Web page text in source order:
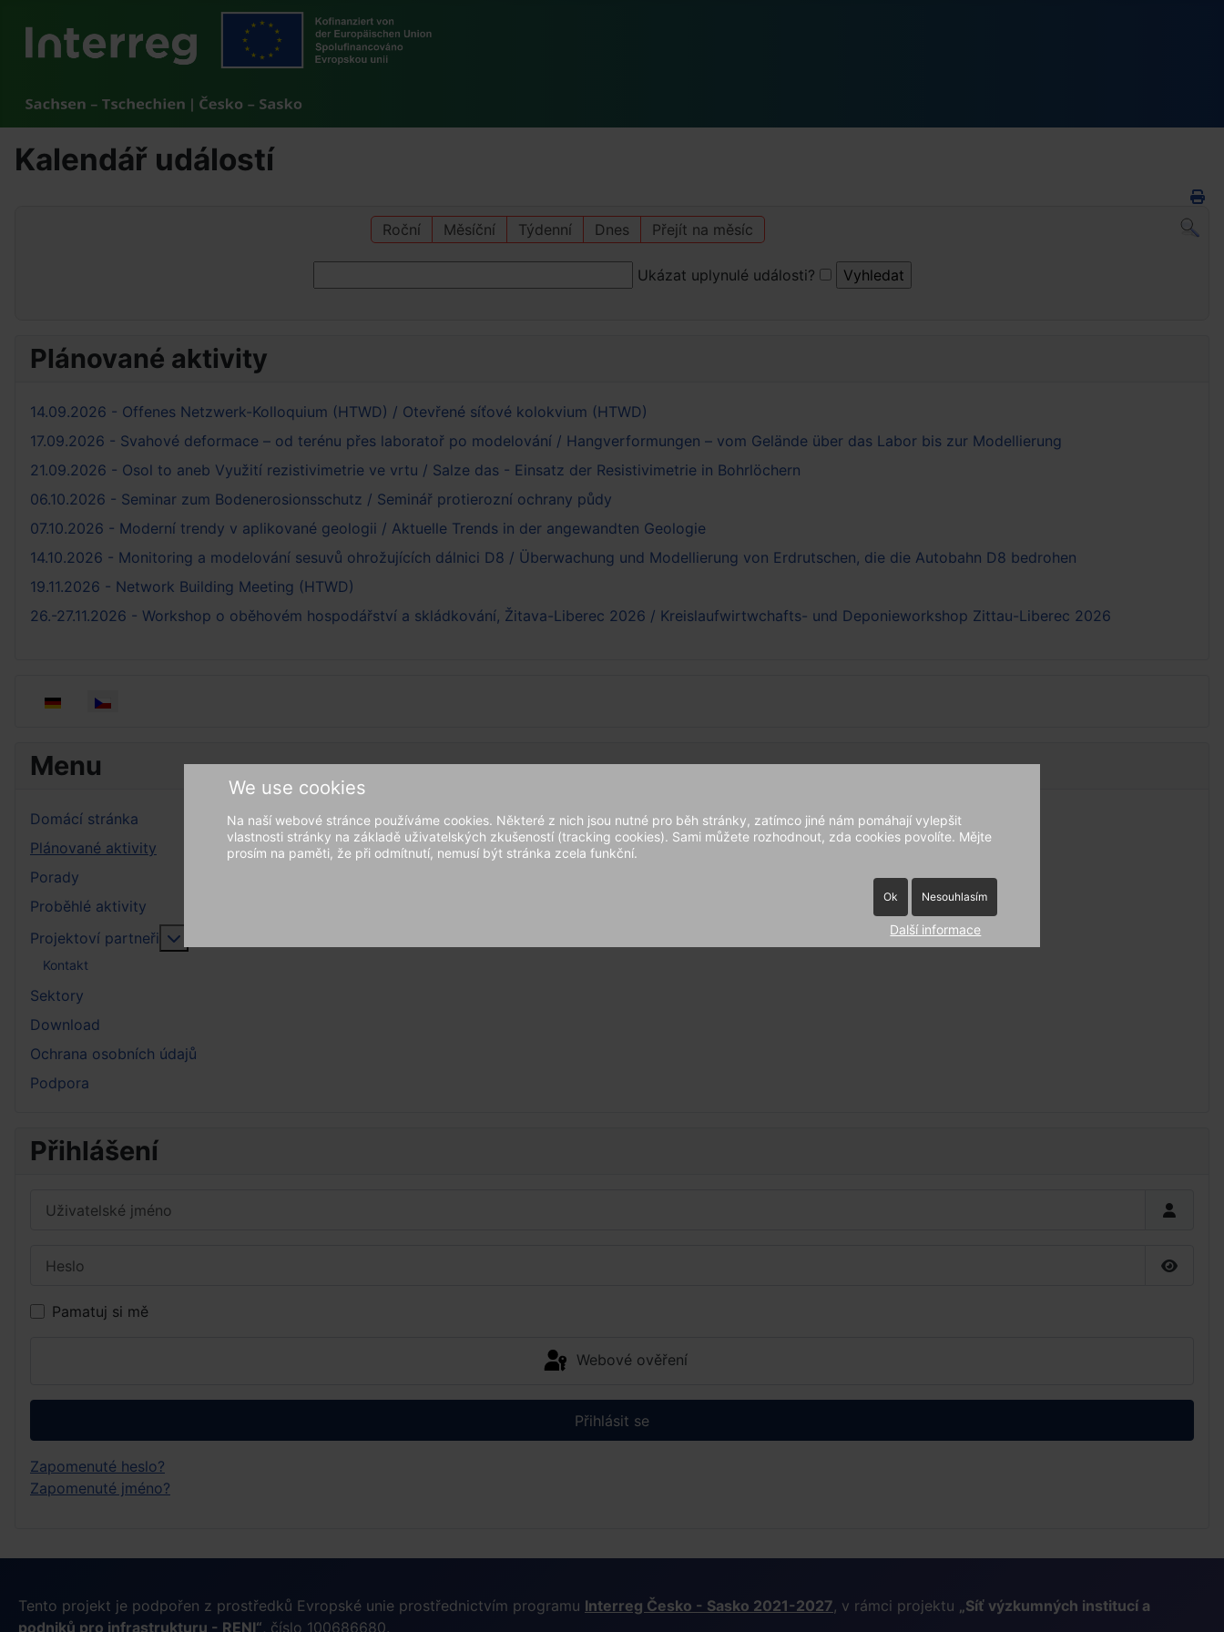
Zvolte jazyk
Menu
Domácí stránka
Plánované aktivity
Porady
Proběhlé aktivity
Projektoví partneři
Kontakt
Sektory
Download
Ochrana osobních údajů
Podpora
Přihlášení
Pamatuj si mě
Webové ověření
Přihlásit se
Zapomenuté heslo?
Zapomenuté jméno?
Kalendář událostí
Roční Měsíční Týdenní Dnes Přejít na měsíc
Ukázat uplynulé události?
Plánované aktivity
14.09.2026 - Offenes Netzwerk-Kolloquium (HTWD) / Otevřené síťové kolokvium (HTWD)
17.09.2026 - Svahové deformace – od terénu přes laboratoř po modelování / Hangverformungen – vom Gelände über das Labor bis zur Modellierung
21.09.2026 - Osol to aneb Využití rezistivimetrie ve vrtu / Salze das - Einsatz der Resistivimetrie in Bohrlöchern
06.10.2026 - Seminar zum Bodenerosionsschutz / Seminář protierozní ochrany půdy
07.10.2026 - Moderní trendy v aplikované geologii / Aktuelle Trends in der angewandten Geologie
14.10.2026 - Monitoring a modelování sesuvů ohrožujících dálnici D8 / Überwachung und Modellierung von Erdrutschen, die die Autobahn D8 bedrohen
19.11.2026 - Network Building Meeting (HTWD)
26.-27.11.2026 - Workshop o oběhovém hospodářství a skládkování, Žitava-Liberec 2026 / Kreislaufwirtwchafts- und Deponieworkshop Zittau-Liberec 2026
Tento projekt je podpořen z prostředků Evropské unie prostřednictvím programu Interreg Česko - Sasko 2021-2027, v rámci projektu „Síť výzkumných institucí a
podniků pro infrastrukturu - RENI“, číslo 100686680.
We use cookies
Na naší webové stránce používáme cookies. Některé z nich jsou nutné pro běh stránky, zatímco jiné nám pomáhají vylepšit
vlastnosti stránky na základě uživatelských zkušeností (tracking cookies). Sami můžete rozhodnout, zda cookies povolíte. Mějte
prosím na paměti, že při odmítnutí, nemusí být stránka zcela funkční.
Ok Nesouhlasím
Další informace